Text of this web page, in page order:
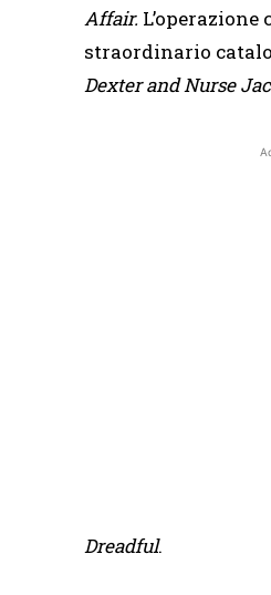
Affair.
straordinario
Dexter and Nurse
Dreadful.